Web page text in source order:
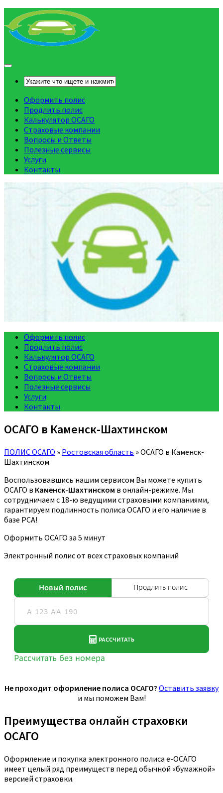
Оформить полис
Продлить полис
Калькулятор ОСАГО
Страховые компании
Вопросы и Ответы
Полезные сервисы
Услуги
Контакты
Оформить полис
Продлить полис
Калькулятор ОСАГО
Страховые компании
Вопросы и Ответы
Полезные сервисы
Услуги
Контакты
ОСАГО в Каменск-Шахтинском
ПОЛИС ОСАГО » Ростовская область »ОСАГО в Каменск-
Шахтинском
Воспользовавшись нашим сервисом Вы можете купить
ОСАГО в Каменск-Шахтинском в онлайн-режиме. Мы
сотрудничаем с 18-ю ведущими страховыми компаниями,
гарантируем подлинность полиса ОСАГО и его наличие в
базе РСА!
Оформить ОСАГО за 5 минут
Электронный полис от всех страховых компаний
Не проходит оформление полиса ОСАГО? Оставить заявку
и мы поможем Вам!
Преимущества онлайн страховки
ОСАГО
Оформление и покупка электронного полиса е-ОСАГО
имеет целый ряд преимуществ перед обычной «бумажной»
версией страховки.